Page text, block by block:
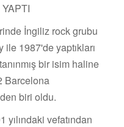
İngiliz rock grubu
1987'de yaptıkları
bir isim haline
Barcelona
biri oldu.
vefatından